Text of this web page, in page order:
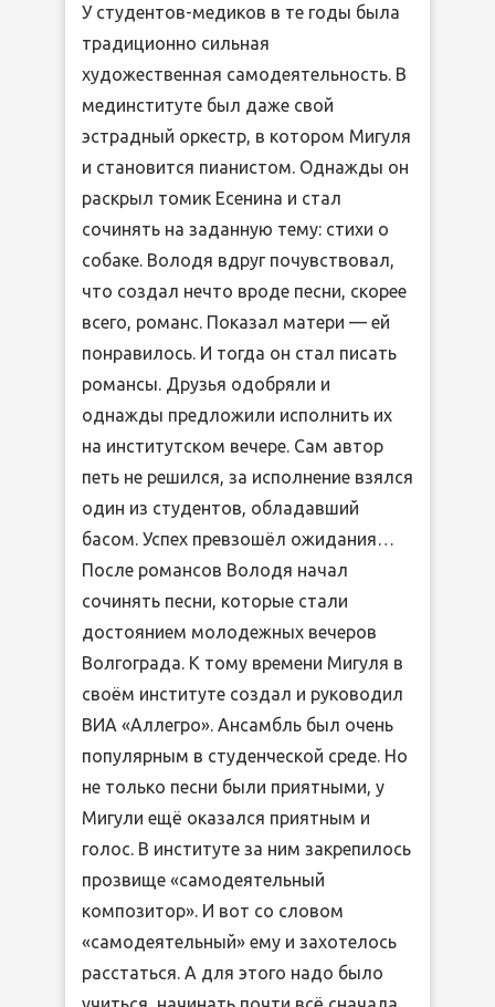
У студентов-медиков в те годы была
традиционно сильная
художественная самодеятельность. В
мединституте был даже свой
эстрадный оркестр, в котором Мигуля
и становится пианистом. Однажды он
раскрыл томик Есенина и стал
сочинять на заданную тему: стихи о
собаке. Володя вдруг почувствовал,
что создал нечто вроде песни, скорее
всего, романс. Показал матери — ей
понравилось. И тогда он стал писать
романсы. Друзья одобряли и
однажды предложили исполнить их
на институтском вечере. Сам автор
петь не решился, за исполнение взялся
один из студентов, обладавший
басом. Успех превзошёл ожидания…
После романсов Володя начал
сочинять песни, которые стали
достоянием молодежных вечеров
Волгограда. К тому времени Мигуля в
своём институте создал и руководил
ВИА «Аллегро». Ансамбль был очень
популярным в студенческой среде. Но
не только песни были приятными, у
Мигули ещё оказался приятным и
голос. В институте за ним закрепилось
прозвище «самодеятельный
композитор». И вот со словом
«самодеятельный» ему и захотелось
расстаться. А для этого надо было